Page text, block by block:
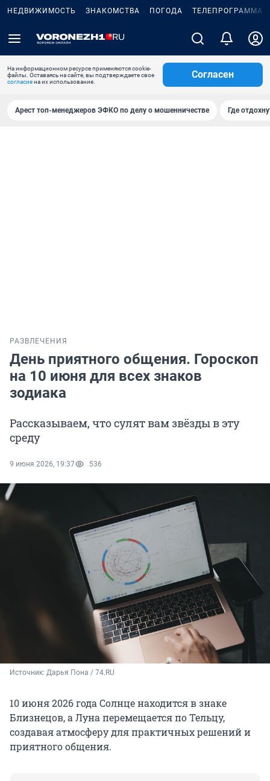
НЕДВИЖИМОСТЬ ЗНАКОМСТВА ПОГОДА ТЕЛЕПРОГРАММА
На информационном ресурсе применяются cookie-
файлы. Оставаясь на сайте, вы подтверждаете свое
согласиена их использование.
Согласен
Арест топ-менеджеров ЭФКО по делу о мошенничестве Где
РАЗВЛЕЧЕНИЯ
День приятного общения. Гороскоп
на 10 июня для всех знаков
зодиака
Рассказываем, что сулят вам звёзды в эту
среду
9 июня 2026, 19:37 536
Источник: Дарья Пона / 74.RU
10 июня 2026 годаСолнце находится в знаке
Близнецов, а Луна перемещается по Тельцу,
создавая атмосферу для практичных решений и
приятного общения.